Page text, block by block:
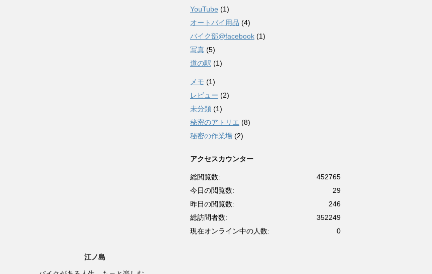
YouTube (1)
オートバイ用品 (4)
バイク部@facebook (1)
写真 (5)
道の駅 (1)
メモ (1)
レビュー (2)
未分類 (1)
秘密のアトリエ (8)
秘密の作業場 (2)
アクセスカウンター
452765
総閲覧数:
29
今日の閲覧数:
246
昨日の閲覧数:
352249
総訪問者数:
0
現在オンライン中の人数:
江ノ島